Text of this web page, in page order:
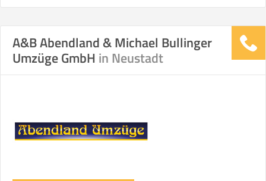
SO ERRECHNET SICH DIE KOSTENSCHÄTZUNG
A&B Abendland & Michael Bullinger
Umzüge GmbH in Neustadt